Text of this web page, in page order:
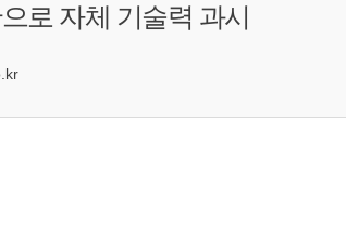
로 자체 기술력 과시